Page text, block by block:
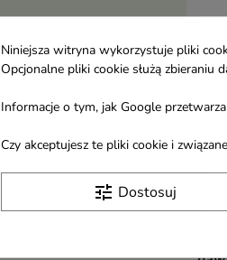
Niniejsza witryna wykorzystuje pliki
Opcjonalne pliki cookie służą
Informacje o tym, jak Google
Czy akceptujesz te pliki cookie i
tune Dostosuj